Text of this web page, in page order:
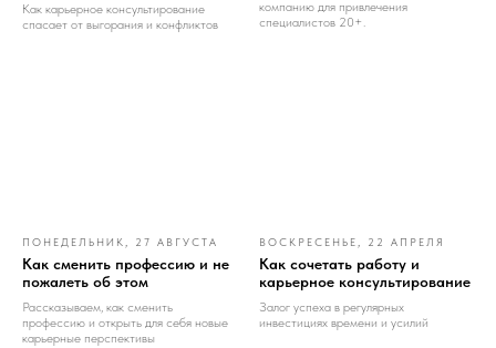
Как карьерное консультирование
спасает от выгорания и конфликтов
компанию для привлечения
специалистов 20+.
ПОНЕДЕЛЬНИК, 27 АВГУСТА
Как сменить профессию и не
пожалеть об этом
Рассказываем, как сменить
профессию и открыть для себя новые
карьерные перспективы
ВОСКРЕСЕНЬЕ, 22 АПРЕЛЯ
Как сочетать работу и
карьерное консультирование
Залог успеха в регулярных
инвестициях времени и усилий